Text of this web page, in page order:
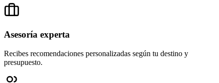
Asesoría experta
Recibes recomendaciones personalizadas según tu destino y
presupuesto.